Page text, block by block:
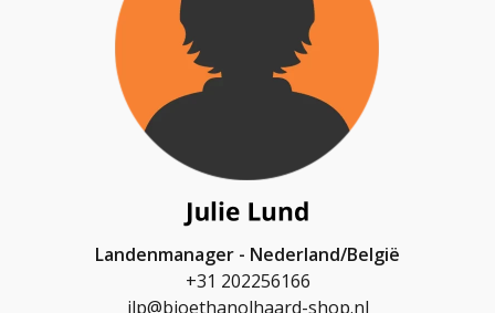
Landenmanager - Nederland/België
+31 202256166
jlp@bioethanolhaard-shop.nl